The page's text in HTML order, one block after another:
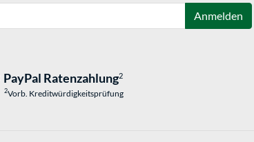
Anmelden
PayPal Ratenzahlung2
2Vorb. Kreditwürdigkeitsprüfung